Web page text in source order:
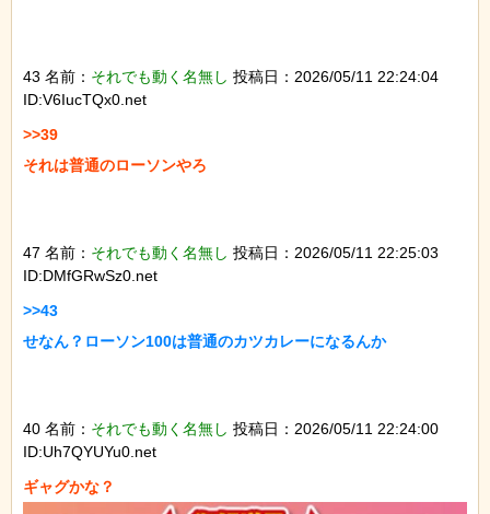
43 名前： それでも動く名無し 投稿日：2026/05/11 22:24:04
ID:V6IucTQx0.net
>>39
それは普通のローソンやろ
47 名前： それでも動く名無し 投稿日：2026/05/11 22:25:03
ID:DMfGRwSz0.net
>>43
せなん？ローソン100は普通のカツカレーになるんか
40 名前： それでも動く名無し 投稿日：2026/05/11 22:24:00
ID:Uh7QYUYu0.net